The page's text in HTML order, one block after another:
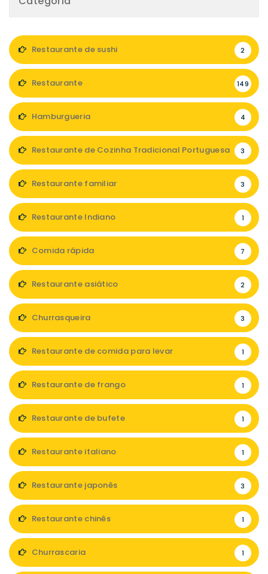
Restaurante de sushi 2
Restaurante 149
Hamburgueria 4
Restaurante de Cozinha Tradicional Portuguesa 3
Restaurante familiar 3
Restaurante Indiano 1
Comida rápida 7
Restaurante asiático 2
Churrasqueira 3
Restaurante de comida para levar 1
Restaurante de frango 1
Restaurante de bufete 1
Restaurante italiano 1
Restaurante japonês 3
Restaurante chinês 1
Churrascaria 1